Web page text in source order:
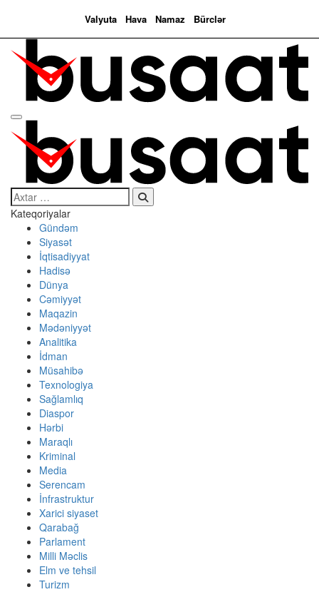
Valyuta Hava Namaz Bürclər
Search…
Kateqoriyalar
Gündəm
Siyasət
İqtisadiyyat
Hadisə
Dünya
Cəmiyyət
Maqazin
Mədəniyyət
Analitika
İdman
Müsahibə
Texnologiya
Sağlamlıq
Diaspor
Hərbi
Maraqlı
Kriminal
Media
Serencam
İnfrastruktur
Xarici siyaset
Qarabağ
Parlament
Milli Məclis
Elm ve tehsil
Turizm